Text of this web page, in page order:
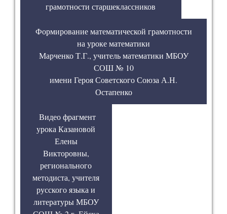
грамотности старшеклассников
Формирование математической грамотности
на уроке математики
Марченко Т.Г., учитель математики МБОУ
СОШ № 10
имени Героя Советского Союза А.Н.
Остапенко
Видео фрагмент
урока Казановой
Елены
Викторовны,
регионального
методиста, учителя
русского языка и
литературы МБОУ